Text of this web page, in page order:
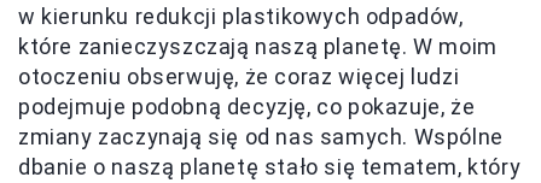
w kierunku redukcji plastikowych odpadów,
które zanieczyszczają naszą planetę. W moim
otoczeniu obserwuję, że coraz więcej ludzi
podejmuje podobną decyzję, co pokazuje, że
zmiany zaczynają się od nas samych. Wspólne
dbanie o naszą planetę stało się tematem, który